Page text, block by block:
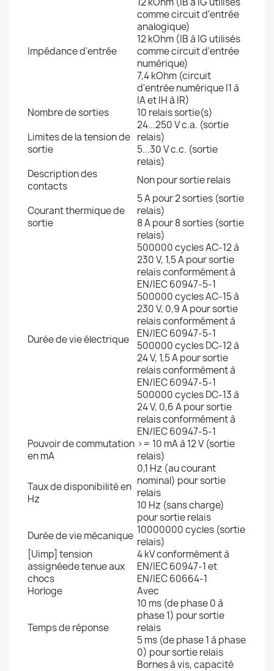
Impédance d'entrée
comme circuit d'entrée
analogique)
12 kOhm (IB à IG utilisés
comme circuit d'entrée
numérique)
7,4 kOhm (circuit
d'entrée numérique I1 à
IA et IH à IR)
Nombre de sorties
10 relais sortie(s)
Limites de la tension de
sortie
24...250 V c.a. (sortie
relais)
5...30 V c.c. (sortie
relais)
Description des
contacts
Non pour sortie relais
Courant thermique de
sortie
5 A pour 2 sorties (sortie
relais)
8 A pour 8 sorties (sortie
relais)
Durée de vie électrique
500000 cycles AC-12 à
230 V, 1,5 A pour sortie
relais conformément à
EN/IEC 60947-5-1
500000 cycles AC-15 à
230 V, 0,9 A pour sortie
relais conformément à
EN/IEC 60947-5-1
500000 cycles DC-12 à
24 V, 1,5 A pour sortie
relais conformément à
EN/IEC 60947-5-1
500000 cycles DC-13 à
24 V, 0,6 A pour sortie
relais conformément à
EN/IEC 60947-5-1
Pouvoir de commutation
en mA
>= 10 mA à 12 V (sortie
relais)
Taux de disponibilité en
Hz
0,1 Hz (au courant
nominal) pour sortie
relais
10 Hz (sans charge)
pour sortie relais
Durée de vie mécanique 10000000 cycles (sortie
relais)
[Uimp] tension
assignéede tenue aux
chocs
4 kV conformément à
EN/IEC 60947-1 et
EN/IEC 60664-1
Horloge
Avec
Temps de réponse
10 ms (de phase 0 à
phase 1) pour sortie
relais
5 ms (de phase 1 à phase
0) pour sortie relais
Bornes à vis, capacité